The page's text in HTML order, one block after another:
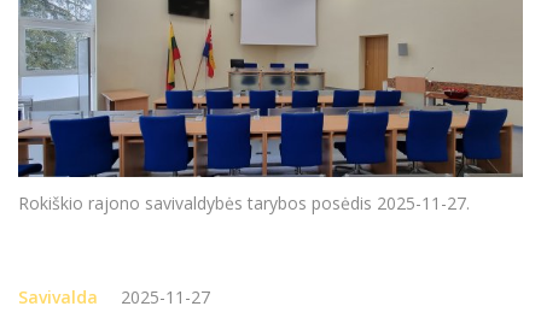
Rokiškio rajono savivaldybės tarybos posėdis 2025-11-27.
Savivalda 2025-11-27